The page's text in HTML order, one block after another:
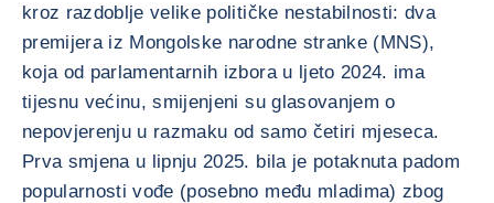
kroz razdoblje velike političke nestabilnosti: dva
premijera iz Mongolske narodne stranke (MNS),
koja od parlamentarnih izbora u ljeto 2024. ima
tijesnu većinu, smijenjeni su glasovanjem o
nepovjerenju u razmaku od samo četiri mjeseca.
Prva smjena u lipnju 2025. bila je potaknuta padom
popularnosti vođe (posebno među mladima) zbog